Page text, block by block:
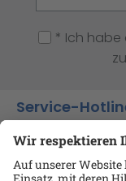
* Ich habe
Service-
Shop-Service